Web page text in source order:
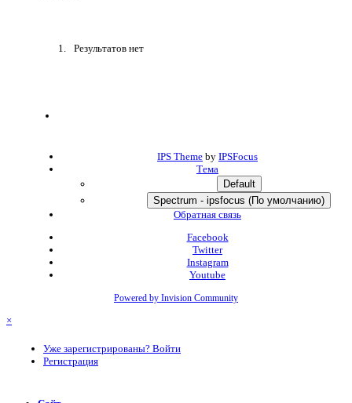
Результатов нет
IPS Theme by IPSFocus
Тема
Default
Spectrum - ipsfocus (По умолчанию)
Обратная связь
Facebook
Twitter
Instagram
Youtube
Powered by Invision Community
×
Уже зарегистрированы? Войти
Регистрация